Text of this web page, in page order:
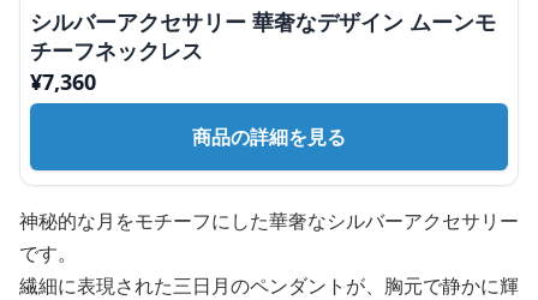
シルバーアクセサリー 華奢なデザイン ムーンモ
チーフネックレス
¥7,360
商品の詳細を見る
神秘的な月をモチーフにした華奢なシルバーアクセサリー
です。
繊細に表現された三日月のペンダントが、胸元で静かに輝